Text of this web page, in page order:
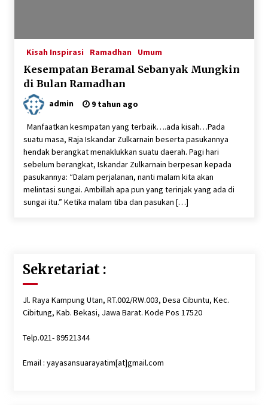
Kisah Inspirasi Ramadhan Umum
Kesempatan Beramal Sebanyak Mungkin
di Bulan Ramadhan
admin 9 tahun ago
Manfaatkan kesmpatan yang terbaik….ada kisah…Pada
suatu masa, Raja Iskandar Zulkarnain beserta pasukannya
hendak berangkat menaklukkan suatu daerah. Pagi hari
sebelum berangkat, Iskandar Zulkarnain berpesan kepada
pasukannya: “Dalam perjalanan, nanti malam kita akan
melintasi sungai. Ambillah apa pun yang terinjak yang ada di
sungai itu.” Ketika malam tiba dan pasukan […]
Sekretariat :
Jl. Raya Kampung Utan, RT.002/RW.003, Desa Cibuntu, Kec.
Cibitung, Kab. Bekasi, Jawa Barat. Kode Pos 17520
Telp.021- 89521344
Email : yayasansuarayatim[at]gmail.com